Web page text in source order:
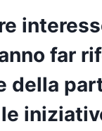
far
della